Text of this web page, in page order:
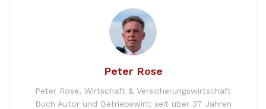
Peter Rose
Peter Rose, Wirtschaft & Versicherungswirtschaft
Buch Autor und Betriebswirt; seit über 37 Jahren